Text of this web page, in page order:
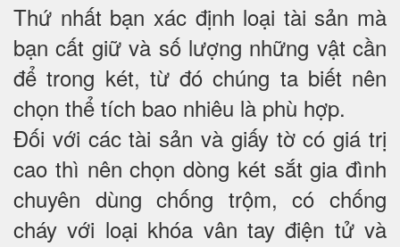
Thứ nhất bạn xác định loại tài sản mà
bạn cất giữ và số lượng những vật cần
để trong két, từ đó chúng ta biết nên
chọn thể tích bao nhiêu là phù hợp.
Đối với các tài sản và giấy tờ có giá trị
cao thì nên chọn dòng két sắt gia đình
chuyên dùng chống trộm, có chống
cháy với loại khóa vân tay điện tử và